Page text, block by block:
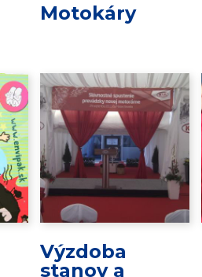
Motokáry
Výzdoba
stanov a